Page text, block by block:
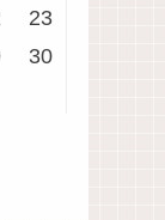
23
30